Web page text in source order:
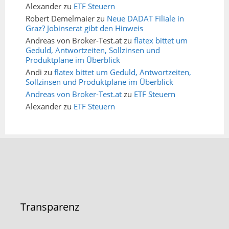
Alexander zu ETF Steuern
Robert Demelmaier zu Neue DADAT Filiale in
Graz? Jobinserat gibt den Hinweis
Andreas von Broker-Test.at zu flatex bittet um
Geduld, Antwortzeiten, Sollzinsen und
Produktpläne im Überblick
Andi zu flatex bittet um Geduld, Antwortzeiten,
Sollzinsen und Produktpläne im Überblick
Andreas von Broker-Test.at zu ETF Steuern
Alexander zu ETF Steuern
Transparenz